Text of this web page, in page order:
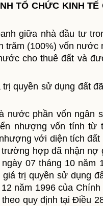
TỔ CHỨC KINH
giữa nhà đầu tư
trăm (100%) vốn
cho thuê đất và
quyền sử dụng đất
nước phần vốn
nhượng vốn tính
với diện tích
hợp đã nhận nợ
07 tháng 10
trị quyền sử dụng
năm 1996 của
quy định tại Điều